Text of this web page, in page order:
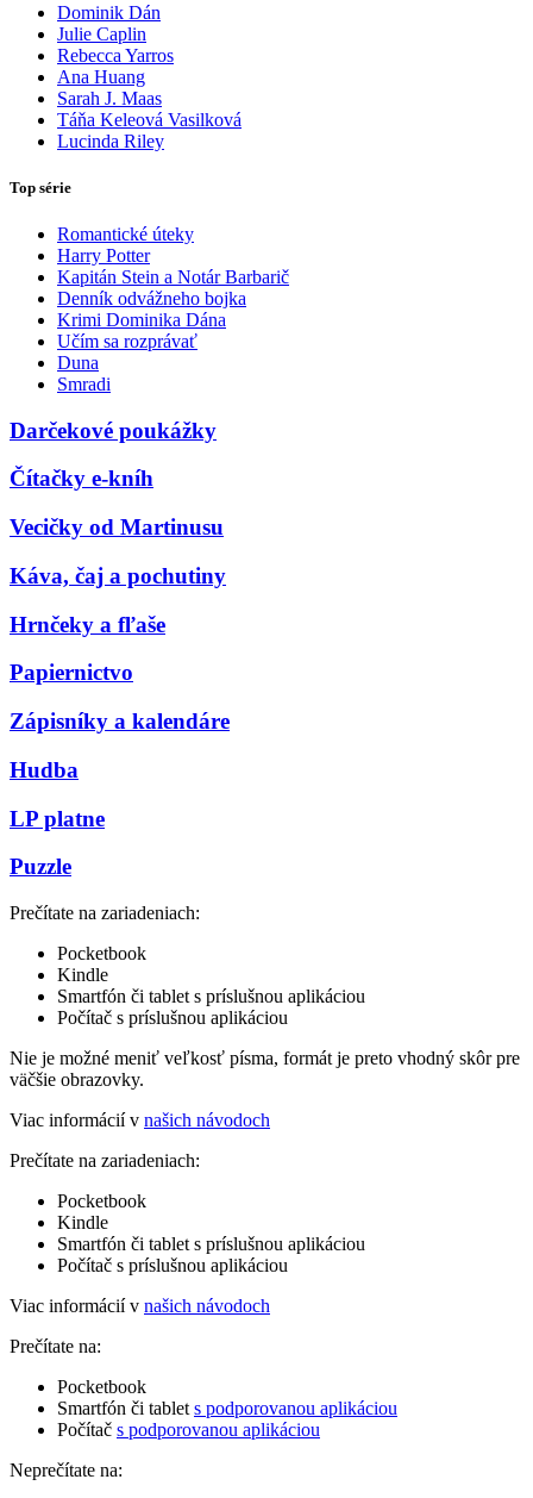
Dominik Dán
Julie Caplin
Rebecca Yarros
Ana Huang
Sarah J. Maas
Táňa Keleová Vasilková
Lucinda Riley
Top série
Romantické úteky
Harry Potter
Kapitán Stein a Notár Barbarič
Denník odvážneho bojka
Krimi Dominika Dána
Učím sa rozprávať
Duna
Smradi
Darčekové poukážky
Čítačky e-kníh
Vecičky od Martinusu
Káva, čaj a pochutiny
Hrnčeky a fľaše
Papiernictvo
Zápisníky a kalendáre
Hudba
LP platne
Puzzle
Prečítate na zariadeniach:
Pocketbook
Kindle
Smartfón či tablet s príslušnou aplikáciou
Počítač s príslušnou aplikáciou
Nie je možné meniť veľkosť písma, formát je preto vhodný skôr pre
väčšie obrazovky.
Viac informácií v našich návodoch
Prečítate na zariadeniach:
Pocketbook
Kindle
Smartfón či tablet s príslušnou aplikáciou
Počítač s príslušnou aplikáciou
Viac informácií v našich návodoch
Prečítate na:
Pocketbook
Smartfón či tablet s podporovanou aplikáciou
Počítač s podporovanou aplikáciou
Neprečítate na: